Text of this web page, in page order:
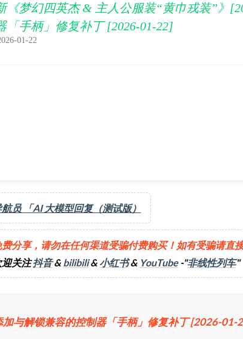
《梦幻四英杰 & 主人公服装“黄巾戎装”》
「手柄」修复补丁 [2026-01-22]
01-22
航员 「AI 大模型回复（测试版）
费分享，请勿在任何渠道受骗付费购买！如有受骗请直
迎关注抖音& bilibili& 小红书& YouTube-"非线性列车"
加与解锁兼容的控制器「手柄」修复补丁 [2026-01-